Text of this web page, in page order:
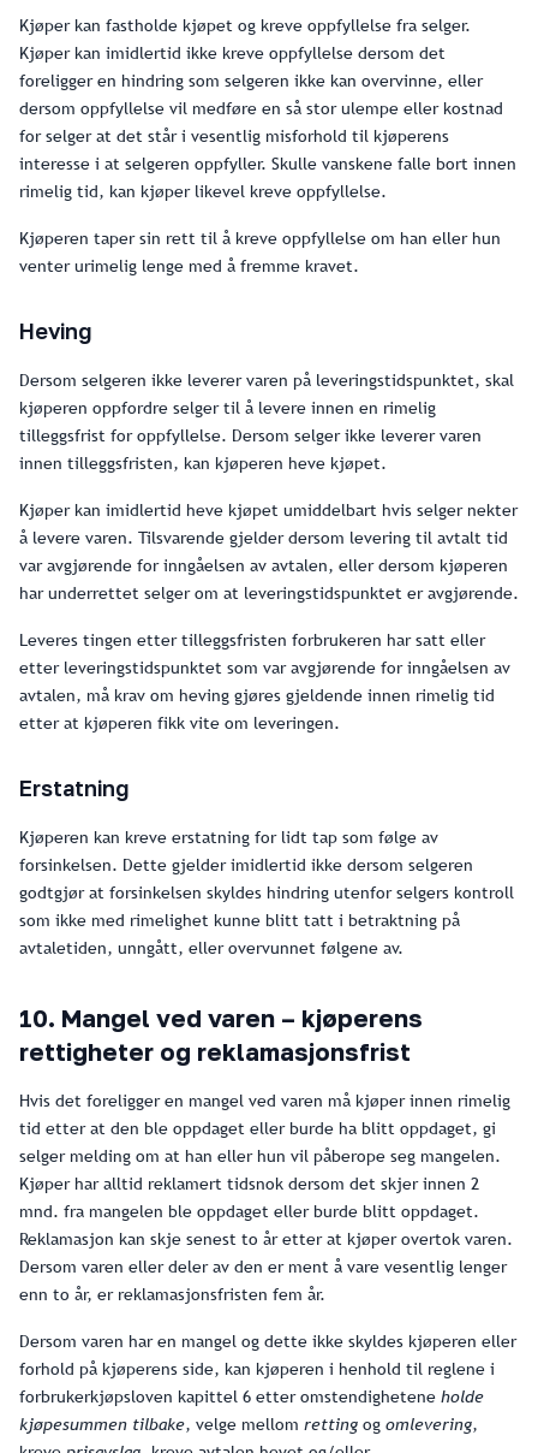
Kjøper kan fastholde kjøpet og kreve oppfyllelse fra selger.
Kjøper kan imidlertid ikke kreve oppfyllelse dersom det
foreligger en hindring som selgeren ikke kan overvinne, eller
dersom oppfyllelse vil medføre en så stor ulempe eller kostnad
for selger at det står i vesentlig misforhold til kjøperens
interesse i at selgeren oppfyller. Skulle vanskene falle bort innen
rimelig tid, kan kjøper likevel kreve oppfyllelse.
Kjøperen taper sin rett til å kreve oppfyllelse om han eller hun
venter urimelig lenge med å fremme kravet.
Heving
Dersom selgeren ikke leverer varen på leveringstidspunktet, skal
kjøperen oppfordre selger til å levere innen en rimelig
tilleggsfrist for oppfyllelse. Dersom selger ikke leverer varen
innen tilleggsfristen, kan kjøperen heve kjøpet.
Kjøper kan imidlertid heve kjøpet umiddelbart hvis selger nekter
å levere varen. Tilsvarende gjelder dersom levering til avtalt tid
var avgjørende for inngåelsen av avtalen, eller dersom kjøperen
har underrettet selger om at leveringstidspunktet er avgjørende.
Leveres tingen etter tilleggsfristen forbrukeren har satt eller
etter leveringstidspunktet som var avgjørende for inngåelsen av
avtalen, må krav om heving gjøres gjeldende innen rimelig tid
etter at kjøperen fikk vite om leveringen.
Erstatning
Kjøperen kan kreve erstatning for lidt tap som følge av
forsinkelsen. Dette gjelder imidlertid ikke dersom selgeren
godtgjør at forsinkelsen skyldes hindring utenfor selgers kontroll
som ikke med rimelighet kunne blitt tatt i betraktning på
avtaletiden, unngått, eller overvunnet følgene av.
10. Mangel ved varen – kjøperens
rettigheter og reklamasjonsfrist
Hvis det foreligger en mangel ved varen må kjøper innen rimelig
tid etter at den ble oppdaget eller burde ha blitt oppdaget, gi
selger melding om at han eller hun vil påberope seg mangelen.
Kjøper har alltid reklamert tidsnok dersom det skjer innen 2
mnd. fra mangelen ble oppdaget eller burde blitt oppdaget.
Reklamasjon kan skje senest to år etter at kjøper overtok varen.
Dersom varen eller deler av den er ment å vare vesentlig lenger
enn to år, er reklamasjonsfristen fem år.
Dersom varen har en mangel og dette ikke skyldes kjøperen eller
forhold på kjøperens side, kan kjøperen i henhold til reglene i
forbrukerkjøpsloven kapittel 6 etter omstendighetene holde
kjøpesummen tilbake, velge mellom retting og omlevering,